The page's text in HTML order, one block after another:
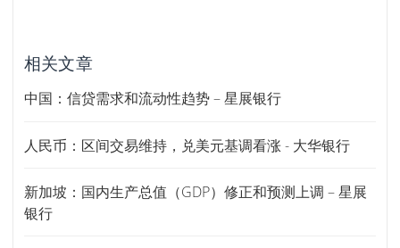
相关文章
中国：信贷需求和流动性趋势 – 星展银行
人民币：区间交易维持，兑美元基调看涨 - 大华银行
新加坡：国内生产总值（GDP）修正和预测上调 – 星展
银行